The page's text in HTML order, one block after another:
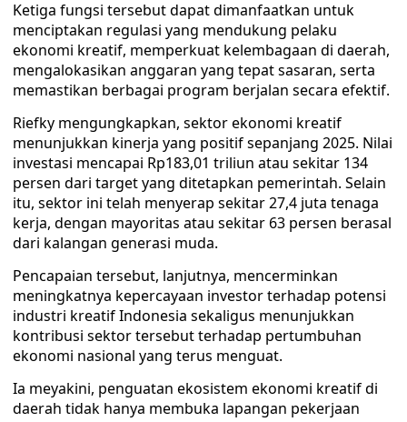
Ketiga fungsi tersebut dapat dimanfaatkan untuk
menciptakan regulasi yang mendukung pelaku
ekonomi kreatif, memperkuat kelembagaan di daerah,
mengalokasikan anggaran yang tepat sasaran, serta
memastikan berbagai program berjalan secara efektif.
Riefky mengungkapkan, sektor ekonomi kreatif
menunjukkan kinerja yang positif sepanjang 2025. Nilai
investasi mencapai Rp183,01 triliun atau sekitar 134
persen dari target yang ditetapkan pemerintah. Selain
itu, sektor ini telah menyerap sekitar 27,4 juta tenaga
kerja, dengan mayoritas atau sekitar 63 persen berasal
dari kalangan generasi muda.
Pencapaian tersebut, lanjutnya, mencerminkan
meningkatnya kepercayaan investor terhadap potensi
industri kreatif Indonesia sekaligus menunjukkan
kontribusi sektor tersebut terhadap pertumbuhan
ekonomi nasional yang terus menguat.
Ia meyakini, penguatan ekosistem ekonomi kreatif di
daerah tidak hanya membuka lapangan pekerjaan